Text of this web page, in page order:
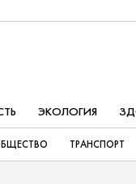
ЭКОЛОГИЯ
ТРАНСПОРТ